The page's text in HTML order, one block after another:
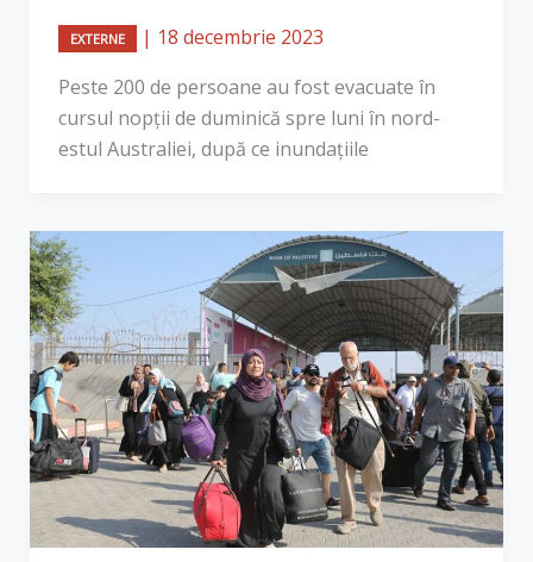
EXTERNE | 18 decembrie 2023
Peste 200 de persoane au fost evacuate în
cursul nopţii de duminică spre luni în nord-
estul Australiei, după ce inundaţiile